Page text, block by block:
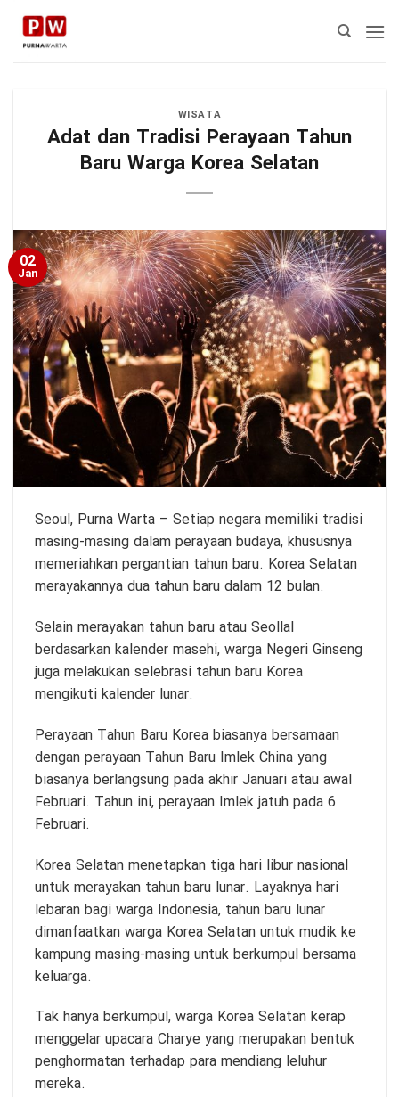
Skip
content
WISATA
Adat dan Tradisi Perayaan Tahun
Baru Warga Korea Selatan
02
Jan
Seoul, Purna Warta – Setiap negara memiliki tradisi
masing-masing dalam perayaan budaya, khususnya
memeriahkan pergantian tahun baru. Korea Selatan
merayakannya dua tahun baru dalam 12 bulan.
Selain merayakan tahun baru atau Seollal
berdasarkan kalender masehi, warga Negeri Ginseng
juga melakukan selebrasi tahun baru Korea
mengikuti kalender lunar.
Perayaan Tahun Baru Korea biasanya bersamaan
dengan perayaan Tahun Baru Imlek China yang
biasanya berlangsung pada akhir Januari atau awal
Februari. Tahun ini, perayaan Imlek jatuh pada 6
Februari.
Korea Selatan menetapkan tiga hari libur nasional
untuk merayakan tahun baru lunar. Layaknya hari
lebaran bagi warga Indonesia, tahun baru lunar
dimanfaatkan warga Korea Selatan untuk mudik ke
kampung masing-masing untuk berkumpul bersama
keluarga.
Tak hanya berkumpul, warga Korea Selatan kerap
menggelar upacara Charye yang merupakan bentuk
penghormatan terhadap para mendiang leluhur
mereka.